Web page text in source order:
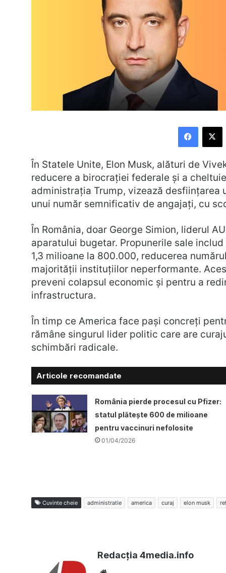
X
În Statele Unite, Elon Musk, alături de
reducere a birocrației federale și a
administrația Trump, vizează
unui număr semnificativ de angajați, cu
În România, doar George Simion, liderul
aparatului bugetar. Propunerile sale
1,3 milioane la 800.000, reducerea
majorității instituțiilor neperformante.
preveni colapsul economic și pentru a
infrastructura.
În timp ce America face pași concreți
rămâne singurul lider politic care are
schimbări radicale.
Articole recomandate
România pierde procesul cu Pfizer:
statul plătește 600 de milioane
pentru vaccinuri nefolosite
01/04/2026
Cuvinte cheie administratie america curaj elon musk
Redacția 4media.info